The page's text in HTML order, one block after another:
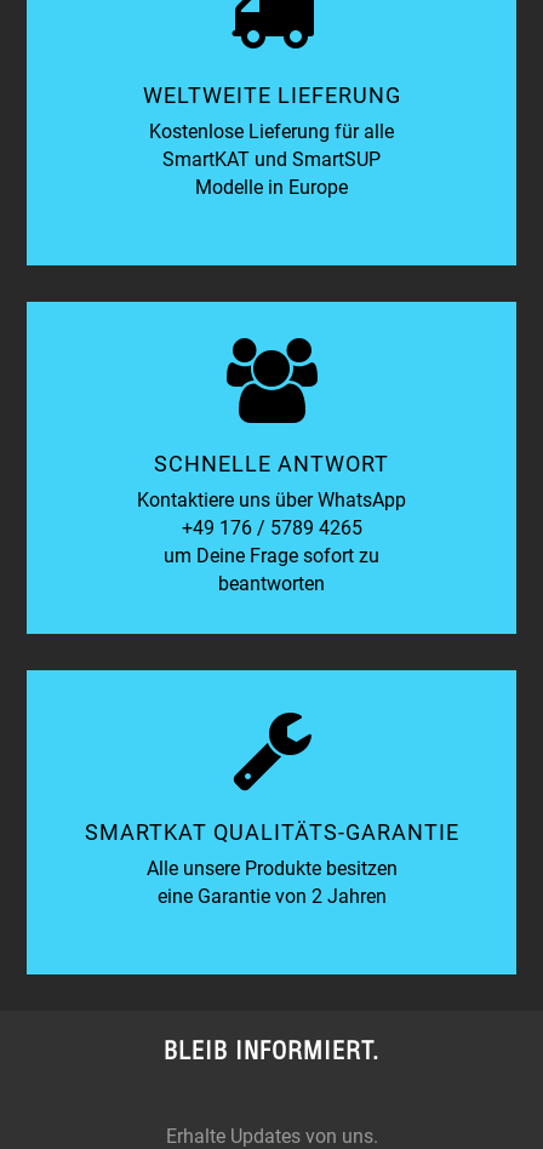
WELTWEITE LIEFERUNG
Kostenlose Lieferung für alle
SmartKAT und SmartSUP
Modelle in Europe
SCHNELLE ANTWORT
Kontaktiere uns über WhatsApp
+49 176 / 5789 4265
um Deine Frage sofort zu
beantworten
SMARTKAT QUALITÄTS-GARANTIE
Alle unsere Produkte besitzen
eine Garantie von 2 Jahren
BLEIB INFORMIERT.
Erhalte Updates von uns.